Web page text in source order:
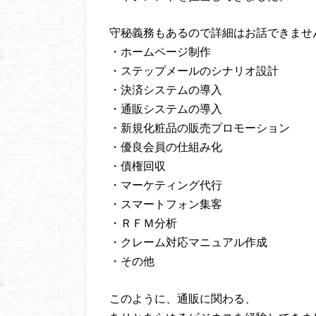
守秘義務もあるので詳細はお話できませ
・ホームページ制作
・ステップメールのシナリオ設計
・決済システムの導入
・通販システムの導入
・新規化粧品の販売プロモーション
・優良会員の仕組み化
・債権回収
・マーケティング代行
・スマートフォン集客
・ＲＦＭ分析
・クレーム対応マニュアル作成
・その他
このように、通販に関わる、